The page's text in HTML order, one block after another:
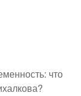
что